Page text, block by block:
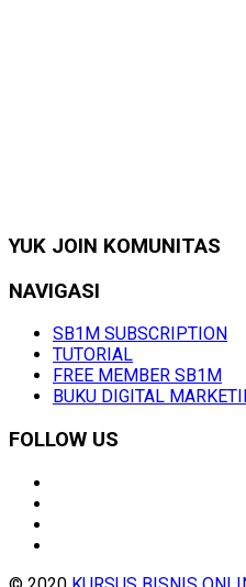
YUK JOIN KOMUNITAS
NAVIGASI
SB1M SUBSCRIPTION
TUTORIAL
FREE MEMBER SB1M
BUKU DIGITAL
FOLLOW US